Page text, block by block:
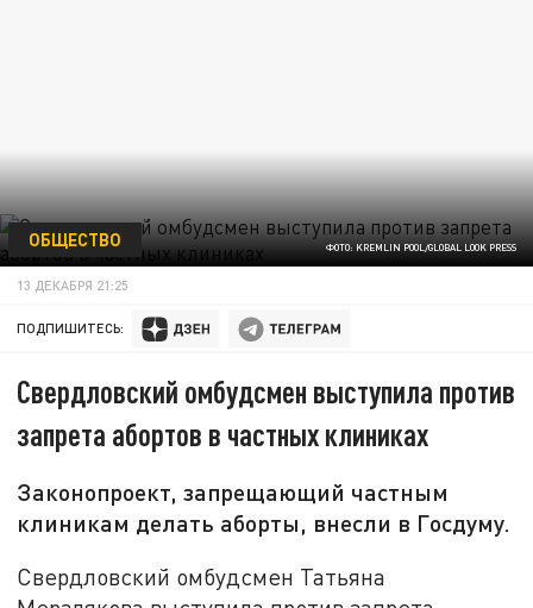
ФОТО: KREMLIN POOL/GLOBAL LOOK PRESS
ОБЩЕСТВО
13 ДЕКАБРЯ 21:25
ПОДПИШИТЕСЬ:
Свердловский омбудсмен выступила против
запрета абортов в частных клиниках
Законопроект, запрещающий частным
клиникам делать аборты, внесли в Госдуму.
Свердловский омбудсмен Татьяна